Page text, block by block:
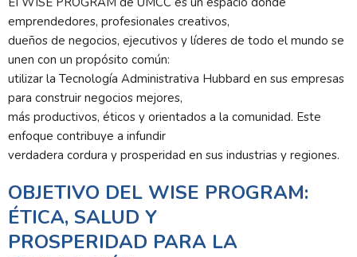
emprendedores, profesionales creativos,
dueños de negocios, ejecutivos y líderes de todo el mundo se
unen con un propósito común:
utilizar la Tecnología Administrativa Hubbard en sus empresas
para construir negocios mejores,
más productivos, éticos y orientados a la comunidad. Este
enfoque contribuye a infundir
verdadera cordura y prosperidad en sus industrias y regiones.
OBJETIVO DEL WISE PROGRAM:
ÉTICA, SALUD Y
PROSPERIDAD PARA LA